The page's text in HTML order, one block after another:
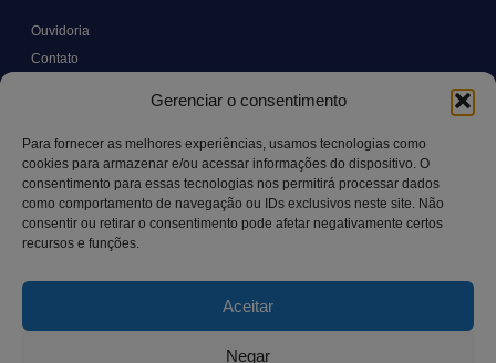
Gerenciar o consentimento
Para fornecer as melhores experiências, usamos tecnologias como
cookies para armazenar e/ou acessar informações do dispositivo. O
consentimento para essas tecnologias nos permitirá processar dados
como comportamento de navegação ou IDs exclusivos neste site. Não
consentir ou retirar o consentimento pode afetar negativamente certos
recursos e funções.
Aceitar
Negar
Ouvidoria
Contato
Canal LGPD e Segurança da Informação
Contato